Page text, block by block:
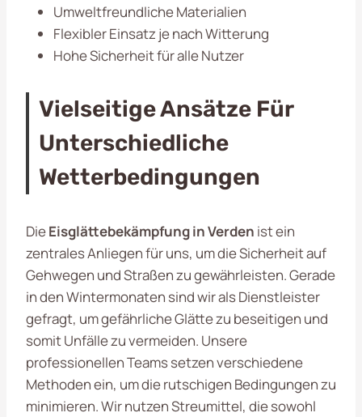
Umweltfreundliche Materialien
Flexibler Einsatz je nach Witterung
Hohe Sicherheit für alle Nutzer
Vielseitige Ansätze Für
Unterschiedliche
Wetterbedingungen
DieEisglättebekämpfung in Verden ist ein
zentrales Anliegen für uns, um die Sicherheit auf
Gehwegen und Straßen zu gewährleisten. Gerade
in den Wintermonaten sind wir als Dienstleister
gefragt, um gefährliche Glätte zu beseitigen und
somit Unfälle zu vermeiden. Unsere
professionellen Teams setzen verschiedene
Methoden ein, um die rutschigen Bedingungen zu
minimieren. Wir nutzen Streumittel, die sowohl